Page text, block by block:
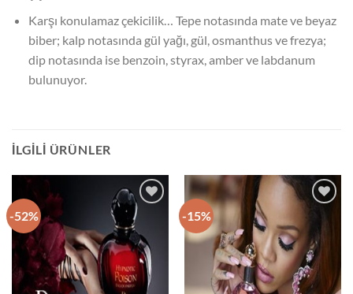
Karşı konulamaz çekicilik… Tepe notasında mate ve beyaz
biber; kalp notasında gül yağı, gül, osmanthus ve frezya;
dip notasında ise benzoin, styrax, amber ve labdanum
bulunuyor.
İLGILI ÜRÜNLER
-52%
İstek
Listeme
Ekle
-15%
Ekle